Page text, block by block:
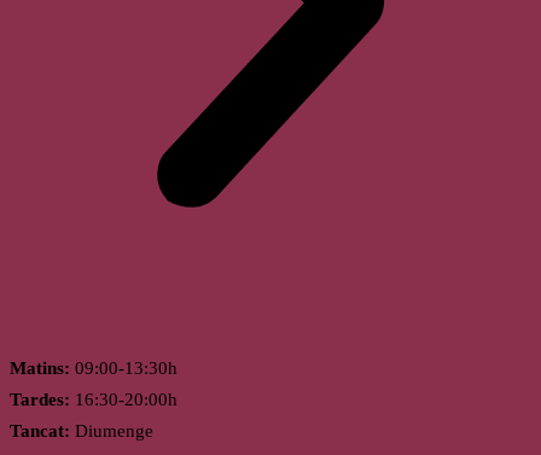
Matins: 09:00-13:30h
Tardes: 16:30-20:00h
Tancat: Diumenge